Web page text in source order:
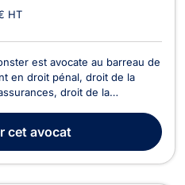
HT
est avocate au barreau de
en droit pénal, droit de la
droit de la
ses clients à chaque
cet avocat